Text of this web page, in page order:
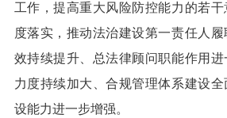
工作，提高重大风险防控能力的若干
度落实，推动法治建设第一责任人
效持续提升、总法律顾问职能作用
力度持续加大、合规管理体系建设
设能力进一步增强。